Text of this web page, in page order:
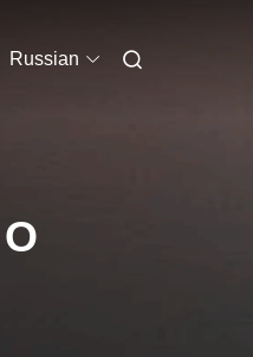
Russian